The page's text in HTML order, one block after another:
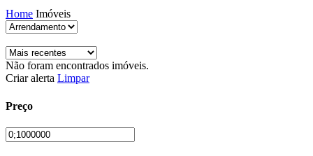
Home Imóveis
Não foram encontrados imóveis.
Criar alerta Limpar
Preço